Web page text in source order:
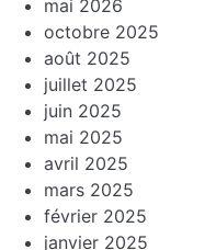
mai 2026
octobre 2025
août 2025
juillet 2025
juin 2025
mai 2025
avril 2025
mars 2025
février 2025
janvier 2025